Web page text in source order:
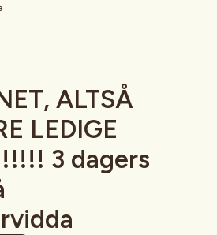
ALTSÅ
LEDIGE
!!!!! 3 dagers